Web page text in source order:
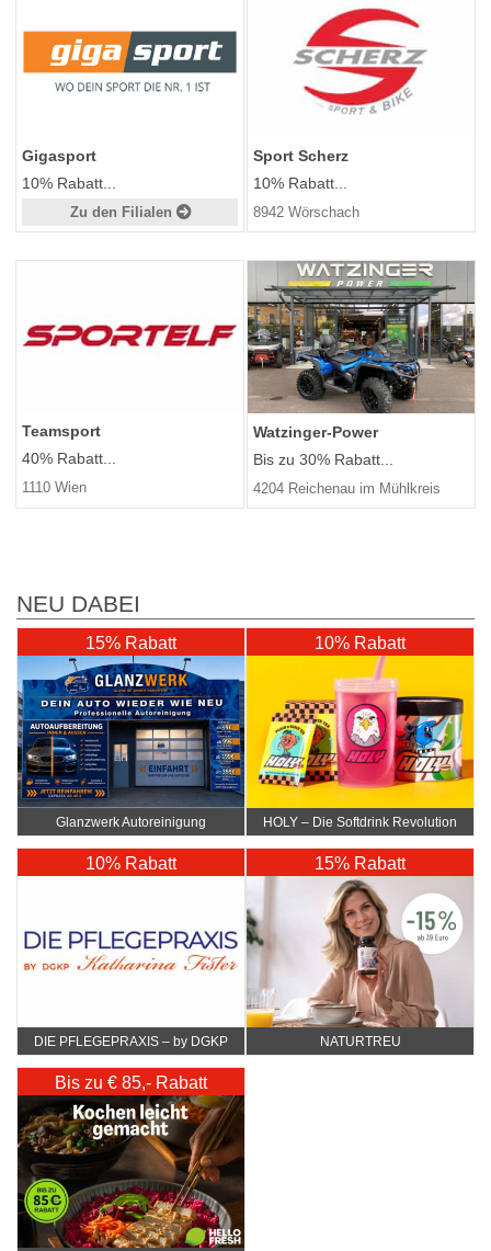
Gigasport
10% Rabatt...
Zu den Filialen
Sport Scherz
10% Rabatt...
8942 Wörschach
Teamsport
40% Rabatt...
1110 Wien
Watzinger-Power
Bis zu 30% Rabatt...
4204 Reichenau im Mühlkreis
NEU DABEI
15% Rabatt
Glanzwerk Autoreinigung
10% Rabatt
HOLY – Die Softdrink Revolution
10% Rabatt
DIE PFLEGEPRAXIS – by DGKP
15% Rabatt
NATURTREU
Bis zu € 85,- Rabatt